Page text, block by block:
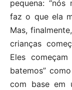
pequena: “nós
faz o que ela
Mas,
crianças
Eles
batemos”
com base em